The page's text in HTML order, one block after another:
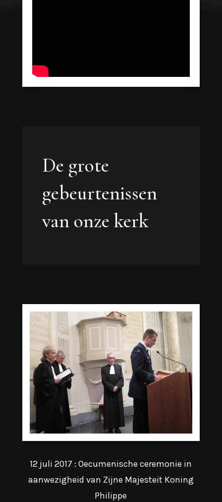
De grote
gebeurtenissen
van onze kerk
12 juli 2017 : Oecumenische ceremonie in
aanwezigheid van Zijne Majesteit Koning
Philippe